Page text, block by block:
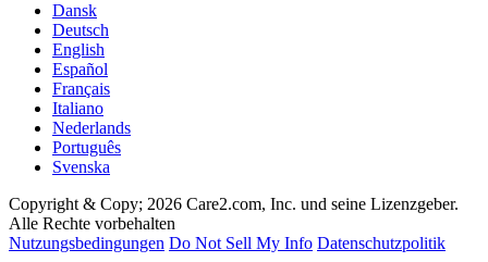
Dansk
Deutsch
English
Español
Français
Italiano
Nederlands
Português
Svenska
Copyright & Copy; 2026 Care2.com, Inc. und seine Lizenzgeber.
Alle Rechte vorbehalten
Nutzungsbedingungen Do Not Sell My Info Datenschutzpolitik